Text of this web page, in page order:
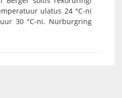
ulatus 24 °C-ni
30 °C-ni. Nürburgring